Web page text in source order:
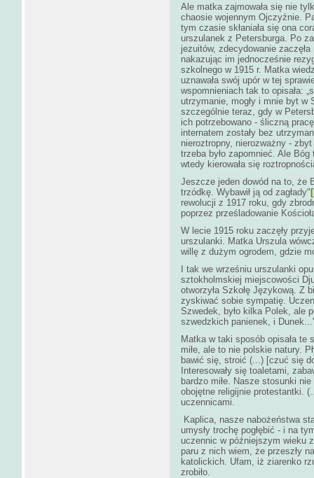
Ale matka zajmowała się nie
chaosie wojennym Ojczyźnie.
tym czasie skłaniała się ona
urszulanek z Petersburga. Po
jezuitów, zdecydowanie
nakazując im jednocześnie
szkolnego w 1915 r. Matka
uznawała swój upór w tej
wspomnieniach tak to opisała:
utrzymanie, mogły i mnie byt w
szczególnie teraz, gdy w
ich potrzebowano - śliczną
internatem zostały bez
nieroztropny, nierozważny -
trzeba było zapomnieć. Ale
wtedy kierowała się
Jeszcze jeden dowód na to, że
trzódkę. Wybawił ją od zagłady"
rewolucji z 1917 roku, gdy
poprzez prześladowanie
W lecie 1915 roku zaczęły
urszulanki. Matka Urszula
willę z dużym ogrodem, gdzie
I tak we wrześniu urszulanki
sztokholmskiej miejscowości
otworzyła Szkołę Językową. Z
zyskiwać sobie sympatię.
Szwedek, było kilka Polek, ale
szwedzkich panienek, i
Matka w taki sposób opisała te
miłe, ale to nie polskie natury.
bawić się, stroić (...) [czuć się
Interesowały się toaletami,
bardzo miłe. Nasze stosunki
obojętne religijnie protestantki.
uczennicami.
Kaplica, nasze nabożeństwa
umysły trochę pogłębić - i na
uczennic w późniejszym wieku
paru z nich wiem, że przeszły
katolickich. Ufam, iż ziarenko
zrobiło.